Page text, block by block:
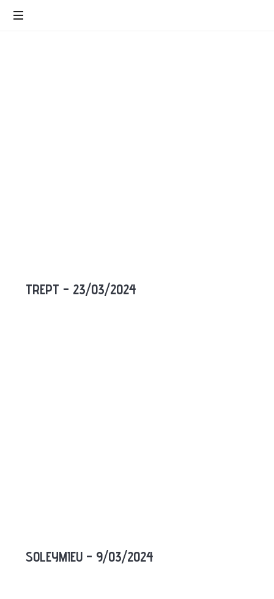
TREPT – 23/03/2024
SOLEYMIEU – 9/03/2024